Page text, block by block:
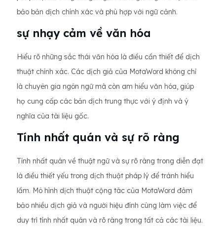
bảo bản dịch chính xác và phù hợp với ngữ cảnh.
sự nhạy cảm về văn hóa
Hiểu rõ những sắc thái văn hóa là điều cần thiết để dịch
thuật chính xác. Các dịch giả của MotaWord không chỉ
là chuyên gia ngôn ngữ mà còn am hiểu văn hóa, giúp
họ cung cấp các bản dịch trung thực với ý định và ý
nghĩa của tài liệu gốc.
Tính nhất quán và sự rõ ràng
Tính nhất quán về thuật ngữ và sự rõ ràng trong diễn đạt
là điều thiết yếu trong dịch thuật pháp lý để tránh hiểu
lầm. Mô hình dịch thuật cộng tác của MotaWord đảm
bảo nhiều dịch giả và người hiệu đính cùng làm việc để
duy trì tính nhất quán và rõ ràng trong tất cả các tài liệu.